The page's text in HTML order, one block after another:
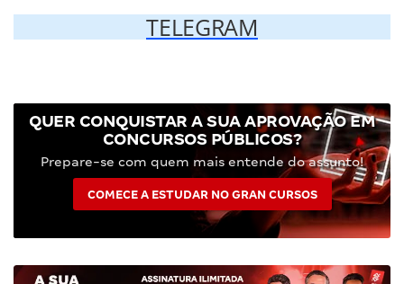
TELEGRAM
QUER CONQUISTAR A SUA APROVAÇÃO EM
CONCURSOS PÚBLICOS?
Prepare-se com quem mais entende do assunto!
COMECE A ESTUDAR NO GRAN CURSOS